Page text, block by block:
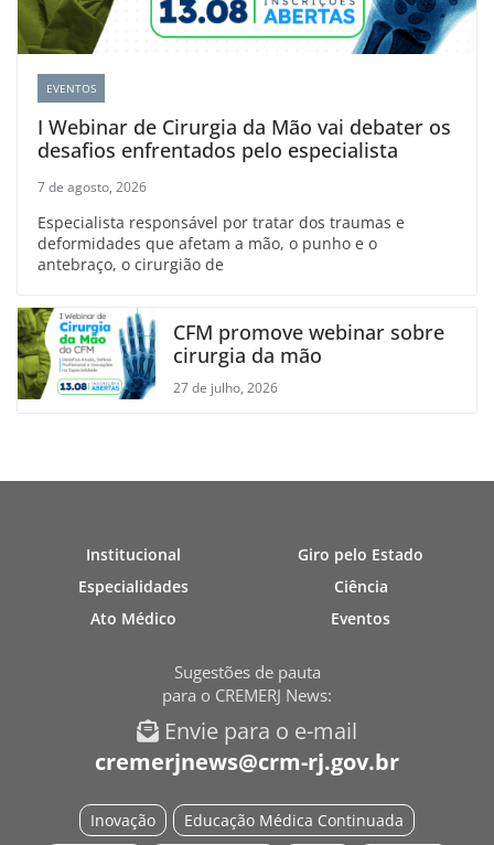
EVENTOS
I Webinar de Cirurgia da Mão vai debater os
desafios enfrentados pelo especialista
7 de agosto, 2026
Especialista responsável por tratar dos traumas e
deformidades que afetam a mão, o punho e o
antebraço, o cirurgião de
CFM promove webinar sobre
cirurgia da mão
27 de julho, 2026
Institucional
Especialidades
Ato Médico
Giro pelo Estado
Ciência
Eventos
Sugestões de pauta
para o CREMERJ News:
Envie para o e-mail
cremerjnews@crm-rj.gov.br
Educação Médica Continuada
Inovação